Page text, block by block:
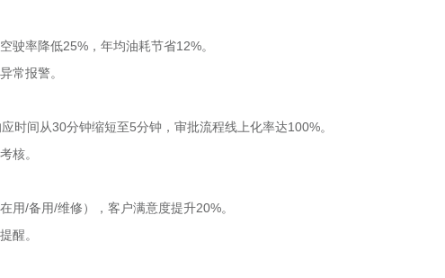
驶率降低25%，年均油耗节省12%。
常报警。
时间从30分钟缩短至5分钟，审批流程线上化率达100%。
核。
用/备用/维修），客户满意度提升20%。
醒。